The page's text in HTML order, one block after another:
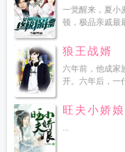
一觉醒来，夏小
顿，极品亲戚最
狼王战婿
六年前，他成家
开。六年后，一
旺夫小娇娘
...